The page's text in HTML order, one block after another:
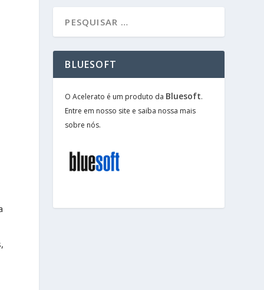
BLUESOFT
O Acelerato é um produto da Bluesoft.
Entre em nosso site e saiba nossa mais
sobre nós.